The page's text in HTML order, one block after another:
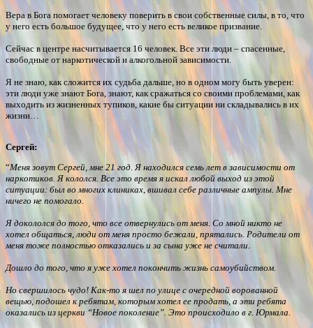
Вера в Бога помогает человеку поверить в свои собственные силы, в то, что
у него есть большое будущее, что у него есть великое призвание.
Сейчас в центре насчитывается 16 человек. Все эти люди – спасенные,
свободные от наркотической и алкогольной зависимости.
Я не знаю, как сложится их судьба дальше, но в одном могу быть уверен:
эти люди уже знают Бога, знают, как сражаться со своими проблемами, как
выходить из жизненных тупиков, какие бы ситуации ни складывались в их
жизни…
Сергей:
“Меня зовут Сергей, мне 21 год. Я находился семь лет в зависимости от
наркотиков. Я кололся. Все это время я искал любой выход из этой
ситуации: был во многих клиниках, вшивал себе различные ампулы. Мне
ничего не помогало.
Я докололся до того, что все отвернулись от меня. Со мной никто не
хотел общаться, люди от меня просто бежали, прятались. Родители от
меня тоже полностью отказались и за сына уже не считали.
Дошло до того, что я уже хотел покончить жизнь самоубийством.
Но свершилось чудо! Как-то я шел по улице с очередной ворованной
вещью, подошел к ребятам, которым хотел ее продать, а эти ребята
оказались из церкви “Новое поколение”. Это происходило в г. Юрмала.